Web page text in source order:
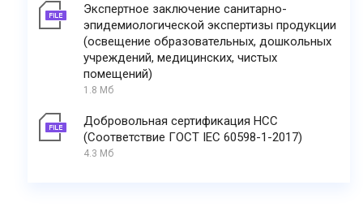
Экспертное заключение санитарно-
эпидемиологической экспертизы продукции
(освещение образовательных, дошкольных
учреждений, медицинских, чистых
помещений)
1.8 Мб
Добровольная сертификация НСС
(Соответствие ГОСТ IEC 60598-1-2017)
4.3 Мб